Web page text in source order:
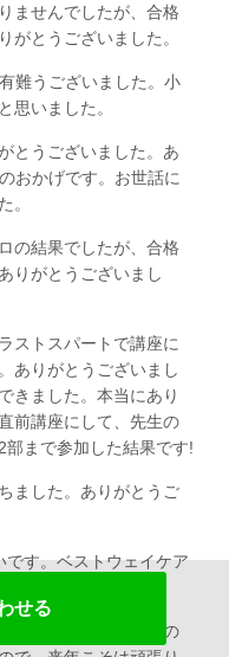
ませんでしたが、合格
がとうございました。
難うございました。小
いました。
とうございました。あ
おかげです。お世話に
。
の結果でしたが、合格
りがとうございまし
ストスパートで講座に
ありがとうございまし
きました。本当にあり
前講座にして、先生の
まで参加した結果です!
ました。ありがとうご
です。ベストウェイケア
ｙｏｕ！！
も不十分でした。今の
せる